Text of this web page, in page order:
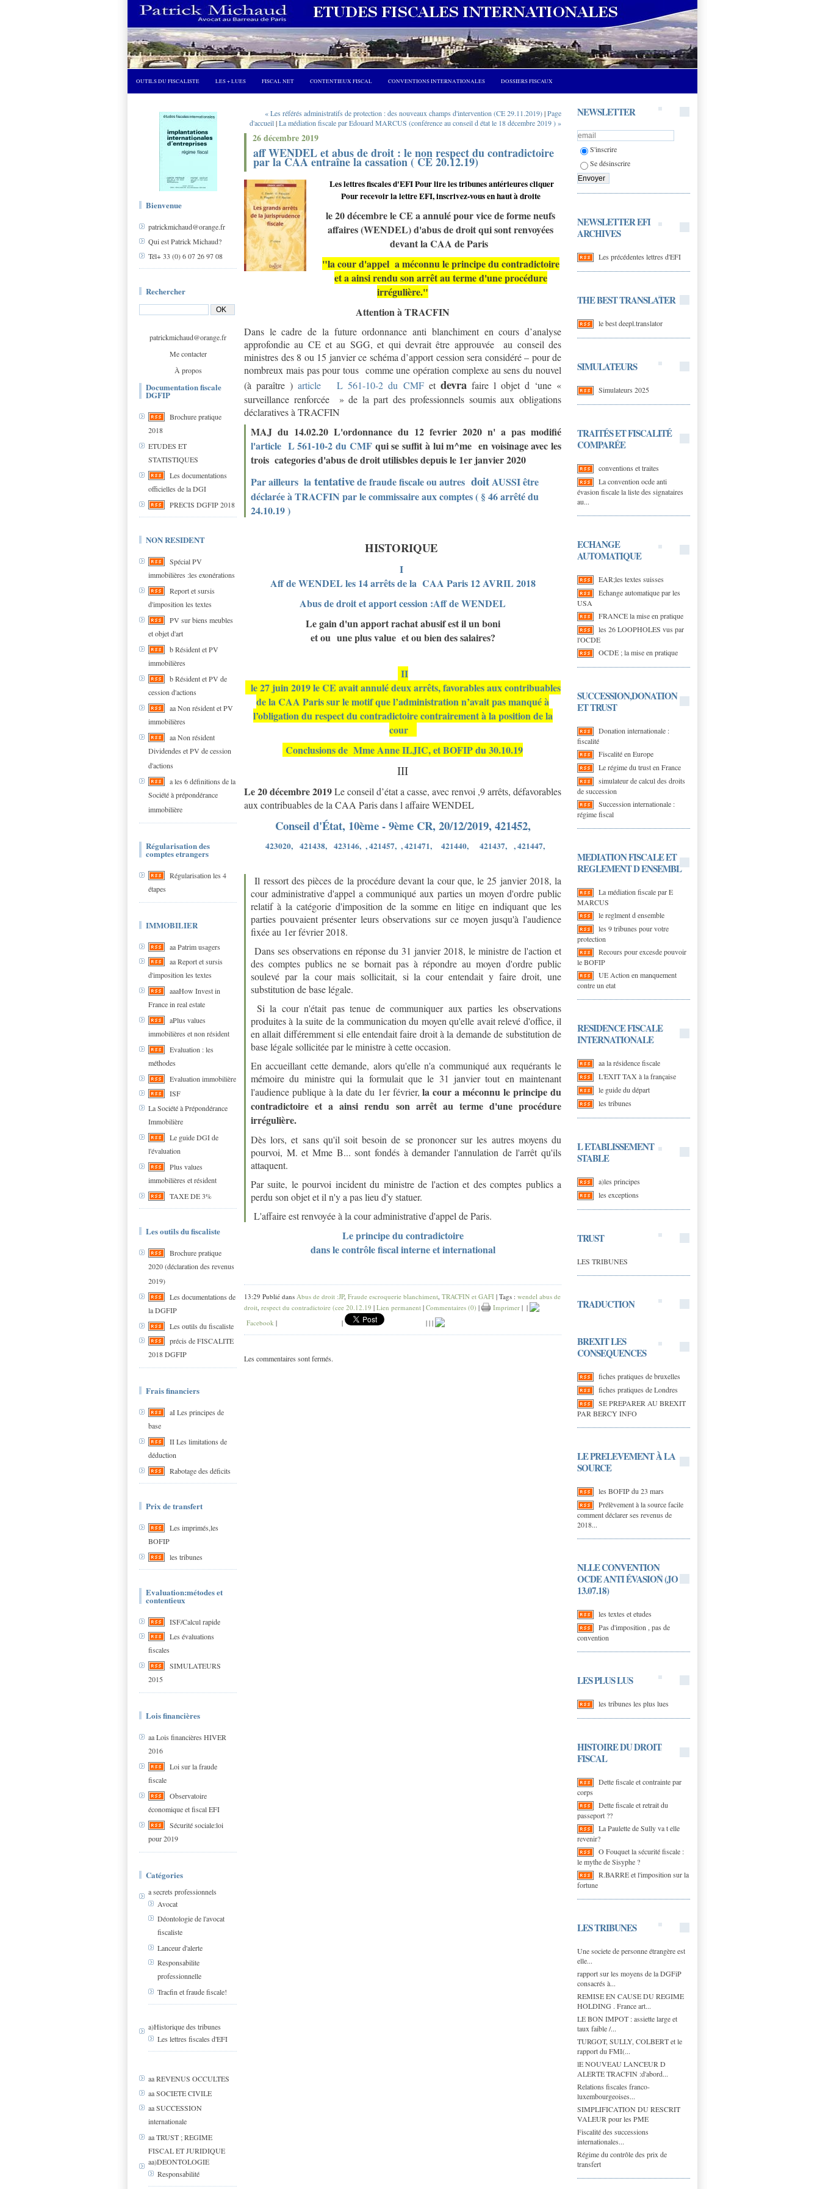
OUTILS DU FISCALISTE LES + LUES FISCAL NET CONTENTIEUX FISCAL CONVENTIONS INTERNATIONALES DOSSIERS FISCAUX
Bienvenue
patrickmichaud@orange.fr
Qui est Patrick Michaud?
Tél+ 33 (0) 6 07 26 97 08
Rechercher
patrickmichaud@orange.fr
Me contacter
À propos
Documentation fiscale
DGFIP
Brochure pratique
2018
ETUDES ET
STATISTIQUES
Les documentations
officielles de la DGI
PRECIS DGFIP 2018
NON RESIDENT
Spécial PV
immobilières :les exonérations
Report et sursis
d'imposition les textes
PV sur biens meubles
et objet d'art
b Résident et PV
immobilières
b Résident et PV de
cession d'actions
aa Non résident et PV
immobilières
aa Non résident
Dividendes et PV de cession
d'actions
a les 6 définitions de la
Société à prépondérance
immobilière
Régularisation des
comptes etrangers
Régularisation les 4
étapes
IMMOBILIER
aa Patrim usagers
aa Report et sursis
d'imposition les textes
aaaHow Invest in
France in real estate
aPlus values
immobilières et non résident
Evaluation : les
méthodes
Evaluation immobilière
ISF
La Société à Prépondérance
Immobilière
Le guide DGI de
l'évaluation
Plus values
immobilières et résident
TAXE DE 3%
Les outils du fiscaliste
Brochure pratique
2020 (déclaration des revenus
2019)
Les documentations de
la DGFIP
Les outils du fiscaliste
précis de FISCALITE
2018 DGFIP
Frais financiers
aI Les principes de
base
II Les limitations de
déduction
Rabotage des déficits
Prix de transfert
Les imprimés,les
BOFIP
les tribunes
Evaluation:métodes et
contentieux
ISF/Calcul rapide
Les évaluations
fiscales
SIMULATEURS
2015
Lois financières
aa Lois financières HIVER
2016
Loi sur la fraude
fiscale
Observatoire
économique et fiscal EFI
Sécurité sociale:loi
pour 2019
Catégories
a secrets professionnels
Avocat
Déontologie de l'avocat
fiscaliste
Lanceur d'alerte
Responsabilite
professionnelle
Tracfin et fraude fiscale!
a)Historique des tribunes
Les lettres fiscales d'EFI
aa REVENUS OCCULTES
aa SOCIETE CIVILE
aa SUCCESSION
internationale
aa TRUST ; REGIME
FISCAL ET JURIDIQUE
aa)DEONTOLOGIE
Responsabilité
NEWSLETTER
S'inscrire
Se désinscrire
NEWSLETTER EFI
ARCHIVES
Les précédentes lettres d'EFI
THE BEST TRANSLATER
le best deepl.translator
SIMULATEURS
Simulateurs 2025
TRAITÉS ET FISCALITÉ
COMPARÉE
conventions et traites
La convention ocde anti
évasion fiscale la liste des signataires
au...
ECHANGE
AUTOMATIQUE
EAR;les textes suisses
Echange automatique par les
USA
FRANCE la mise en pratique
les 26 LOOPHOLES vus par
l'OCDE
OCDE ; la mise en pratique
SUCCESSION,DONATION
ET TRUST
Donation internationale :
fiscalité
Fiscalité en Europe
Le régime du trust en France
simulateur de calcul des droits
de succession
Succession internationale :
régime fiscal
MEDIATION FISCALE ET
REGLEMENT D ENSEMBL
La médiation fiscale par E
MARCUS
le reglment d ensemble
les 9 tribunes pour votre
protection
Recours pour excesde pouvoir
le BOFIP
UE Action en manquement
contre un etat
RESIDENCE FISCALE
INTERNATIONALE
aa la résidence fiscale
L'EXIT TAX à la française
le guide du départ
les tribunes
L ETABLISSEMENT
STABLE
a)les principes
les exceptions
TRUST
LES TRIBUNES
TRADUCTION
BREXIT LES
CONSEQUENCES
fiches pratiques de bruxelles
fiches pratiques de Londres
SE PREPARER AU BREXIT
PAR BERCY INFO
LE PRELEVEMENT À LA
SOURCE
les BOFIP du 23 mars
Prélèvement à la source facile
comment déclarer ses revenus de
2018...
NLLE CONVENTION
OCDE ANTI ÉVASION (JO
13.07.18)
les textes et etudes
Pas d'imposition , pas de
convention
LES PLUS LUS
les tribunes les plus lues
HISTOIRE DU DROIT
FISCAL
Dette fiscale et contrainte par
corps
Dette fiscale et retrait du
passeport ??
La Paulette de Sully va t elle
revenir?
O Fouquet la sécurité fiscale :
le mythe de Sisyphe ?
R.BARRE et l'imposition sur la
fortune
LES TRIBUNES
Une societe de personne étrangère est
elle...
rapport sur les moyens de la DGFiP
consacrés à...
REMISE EN CAUSE DU REGIME
HOLDING . France art...
LE BON IMPOT : assiette large et
taux faible /...
TURGOT, SULLY, COLBERT et le
rapport du FMI(...
lE NOUVEAU LANCEUR D
ALERTE TRACFIN :d'abord...
Relations fiscales franco-
luxembourgeoises...
SIMPLIFICATION DU RESCRIT
VALEUR pour les PME
Fiscalité des successions
internationales...
Régime du contrôle des prix de
transfert
« Les référés administratifs de protection : des nouveaux champs d'intervention (CE 29.11.2019)|Page
d'accueil|La médiation fiscale par Edouard MARCUS (conférence au conseil d état le 18 décembre 2019 ) »
26 décembre 2019
aff WENDEL et abus de droit : le non respect du contradictoire
par la CAA entraîne la cassation ( CE 20.12.19)
Les lettres fiscales d'EFI Pour lire les tribunes antérieures cliquer
Pour recevoir la lettre EFI, inscrivez-vous en haut à droite
le 20 décembre le CE a annulé pour vice de forme neufs
affaires (WENDEL) d'abus de droit qui sont renvoyées
devant la CAA de Paris
"la cour d'appel a méconnu le principe du contradictoire
et a ainsi rendu son arrêt au terme d'une procédure
irrégulière."
Attention à TRACFIN
Dans le cadre de la future ordonnance anti blanchiment en cours d’analyse
approfondie au CE et au SGG, et qui devrait être approuvée au conseil des
ministres des 8 ou 15 janvier ce schéma d’apport cession sera considéré – pour de
nombreux mais pas pour tous comme une opération complexe au sens du nouvel
(à paraître )article L 561-10-2 du CMFet devra faire l objet d ‘une «
surveillance renforcée » de la part des professionnels soumis aux obligations
déclaratives à TRACFIN
MAJ du 14.02.20 L'ordonnance du 12 fevrier 2020 n' a pas modifié
l'article L 561-10-2 du CMFqui se suffit à lui m^me en voisinage avec les
trois categories d'abus de droit utilisbles depuis le 1er janvier 2020
Par ailleurs la tentativede fraude fiscale ou autres doitAUSSI être
déclarée à TRACFIN par le commissaire aux comptes ( § 46 arrêté du
24.10.19 )
HISTORIQUE
I
Aff de WENDEL les 14 arrêts de la CAA Paris 12 AVRIL 2018
Abus de droit et apport cession :Aff de WENDEL
Le gain d'un apport rachat abusif est il un boni
et ou une plus value et ou bien des salaires?
II
le 27 juin 2019 le CE avait annulé deux arrêts, favorables aux contribuables
de la CAA Paris sur le motif que l’administration n’avait pas manqué à
l’obligation du respect du contradictoire contrairement à la position de la
cour
Conclusions de Mme Anne ILJIC, et BOFIP du 30.10.19
III
Le 20 décembre 2019Le conseil d’état a casse, avec renvoi ,9 arrêts, défavorables
aux contribuables de la CAA Paris dans l affaire WENDEL
Conseil d'État, 10ème - 9ème CR, 20/12/2019, 421452,
423020, 421438, 423146, , 421457, , 421471, 421440, 421437, , 421447,
Il ressort des pièces de la procédure devant la cour que, le 25 janvier 2018, la
cour administrative d'appel a communiqué aux parties un moyen d'ordre public
relatif à la catégorie d'imposition de la somme en litige en indiquant que les
parties pouvaient présenter leurs observations sur ce moyen jusqu'à l'audience
fixée au 1er février 2018.
Dans ses observations en réponse du 31 janvier 2018, le ministre de l'action et
des comptes publics ne se bornait pas à répondre au moyen d'ordre public
soulevé par la cour mais sollicitait, si la cour entendait y faire droit, une
substitution de base légale.
Si la cour n'était pas tenue de communiquer aux parties les observations
produites à la suite de la communication du moyen qu'elle avait relevé d'office, il
en allait différemment si elle entendait faire droit à la demande de substitution de
base légale sollicitée par le ministre à cette occasion.
En accueillant cette demande, alors qu'elle n'a communiqué aux requérants le
mémoire du ministre qui la formulait que le 31 janvier tout en maintenant
l'audience publique à la date du 1er février, la cour a méconnu le principe du
contradictoire et a ainsi rendu son arrêt au terme d'une procédure
irrégulière.
Dès lors, et sans qu'il soit besoin de se prononcer sur les autres moyens du
pourvoi, M. et Mme B... sont fondés à demander l'annulation de l'arrêt qu'ils
attaquent.
Par suite, le pourvoi incident du ministre de l'action et des comptes publics a
perdu son objet et il n'y a pas lieu d'y statuer.
L'affaire est renvoyée à la cour administrative d'appel de Paris.
Le principe du contradictoire
dans le contrôle fiscal interne et international
13:29 Publié dans Abus de droit :JP, Fraude escroquerie blanchiment, TRACFIN et GAFI | Tags : wendel abus de
droit, respect du contradictoire (cee 20.12.19 | Lien permanent | Commentaires (0) | Imprimer | |
Facebook | | | | |
Les commentaires sont fermés.